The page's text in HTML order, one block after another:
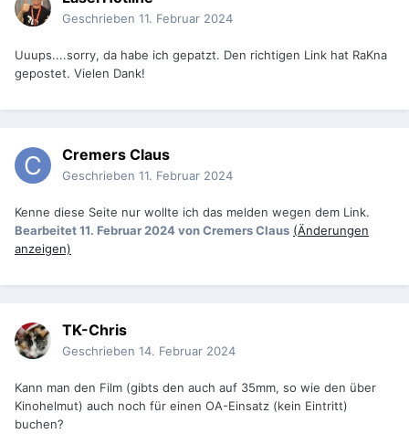
Geschrieben 11. Februar 2024
Uuups....sorry, da habe ich gepatzt. Den richtigen Link hat RaKna
gepostet. Vielen Dank!
Cremers Claus
Geschrieben 11. Februar 2024
Kenne diese Seite nur wollte ich das melden wegen dem Link.
Bearbeitet11. Februar 2024von Cremers Claus (Änderungen
anzeigen)
TK-Chris
Geschrieben 14. Februar 2024
Kann man den Film (gibts den auch auf 35mm, so wie den über
Kinohelmut) auch noch für einen OA-Einsatz (kein Eintritt)
buchen?